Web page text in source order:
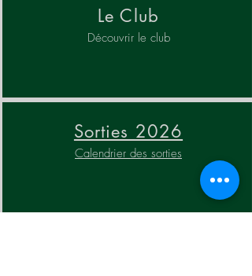
Le Club
Découvrir le club
Sorties 2026
Calendrier des sorties